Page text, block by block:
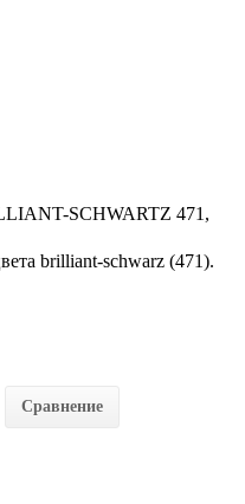
SCHWARTZ 471,
brilliant-schwarz (471).
Сравнение